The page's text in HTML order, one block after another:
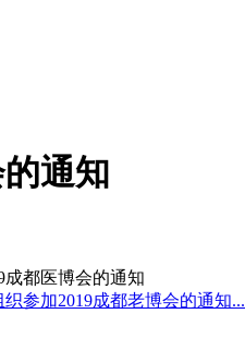
通知
参加2019成都老博会的通知...